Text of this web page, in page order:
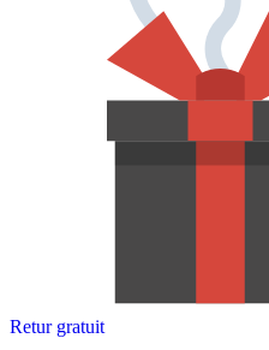
Retur gratuit